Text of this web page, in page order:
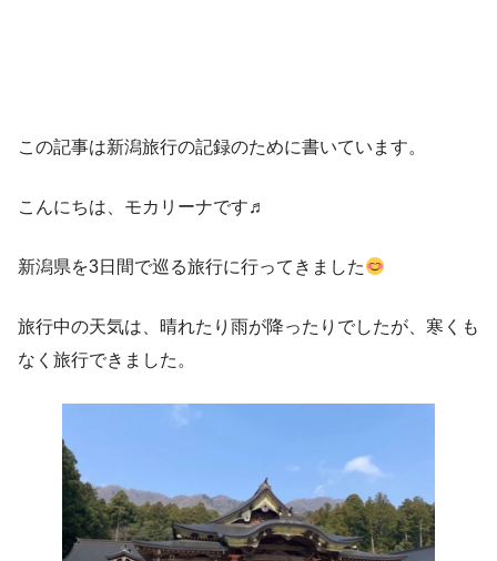
この記事は新潟旅行の記録のために書いています。
こんにちは、モカリーナです♬
新潟県を3日間で巡る旅行に行ってきました
旅行中の天気は、晴れたり雨が降ったりでしたが、寒くも
なく旅行できました。